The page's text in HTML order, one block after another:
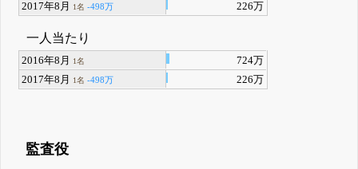
2017年8月
1名 -498万 226万
一人当たり
2016年8月 1名
724万
2017年8月
1名 -498万 226万
監査役